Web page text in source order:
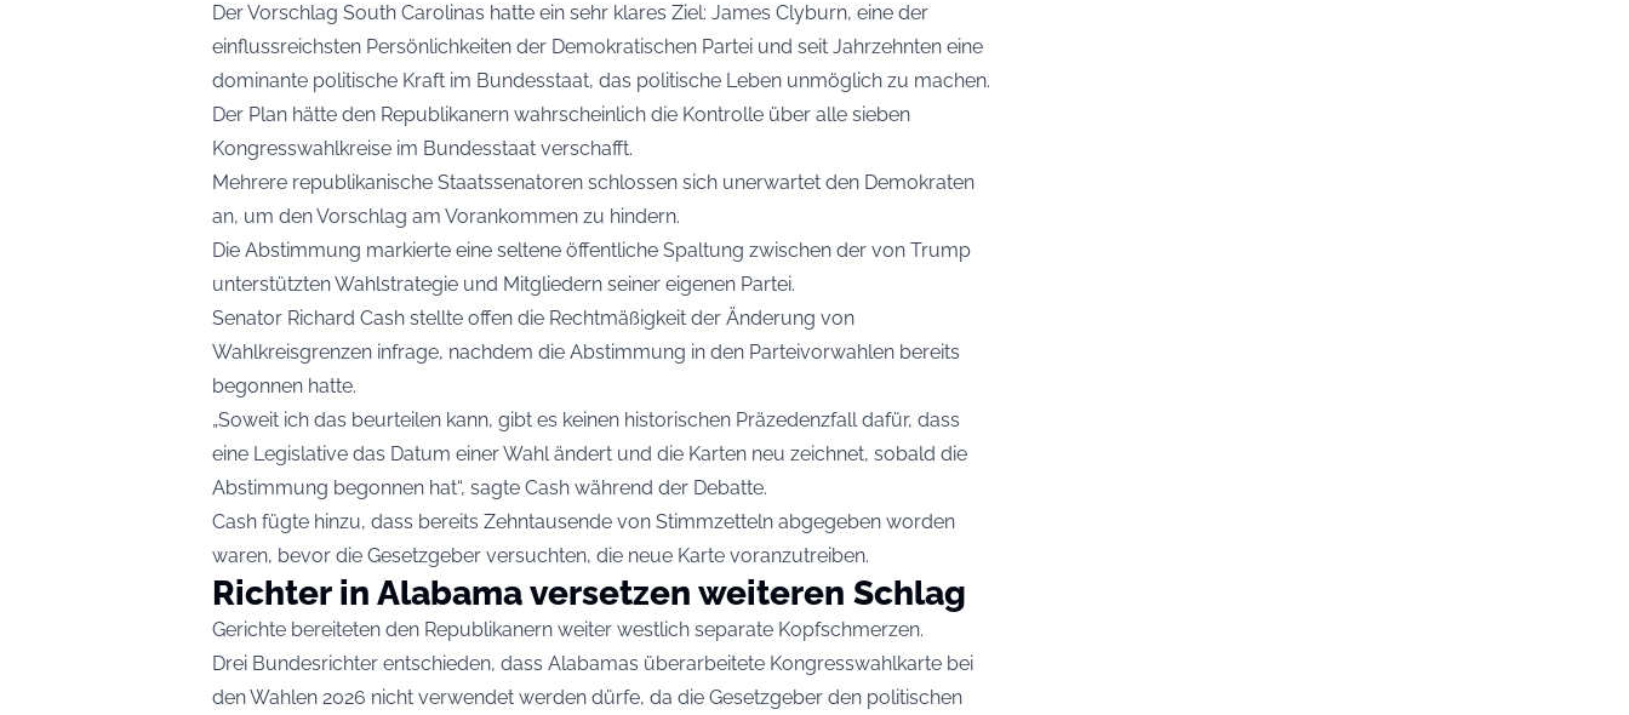
Der Vorschlag South Carolinas hatte ein sehr klares Ziel: James Clyburn, eine der
einflussreichsten Persönlichkeiten der Demokratischen Partei und seit Jahrzehnten eine
dominante politische Kraft im Bundesstaat, das politische Leben unmöglich zu machen.
Der Plan hätte den Republikanern wahrscheinlich die Kontrolle über alle sieben
Kongresswahlkreise im Bundesstaat verschafft.
Mehrere republikanische Staatssenatoren schlossen sich unerwartet den Demokraten
an, um den Vorschlag am Vorankommen zu hindern.
Die Abstimmung markierte eine seltene öffentliche Spaltung zwischen der von Trump
unterstützten Wahlstrategie und Mitgliedern seiner eigenen Partei.
Senator Richard Cash stellte offen die Rechtmäßigkeit der Änderung von
Wahlkreisgrenzen infrage, nachdem die Abstimmung in den Parteivorwahlen bereits
begonnen hatte.
„Soweit ich das beurteilen kann, gibt es keinen historischen Präzedenzfall dafür, dass
eine Legislative das Datum einer Wahl ändert und die Karten neu zeichnet, sobald die
Abstimmung begonnen hat“, sagte Cash während der Debatte.
Cash fügte hinzu, dass bereits Zehntausende von Stimmzetteln abgegeben worden
waren, bevor die Gesetzgeber versuchten, die neue Karte voranzutreiben.
Richter in Alabama versetzen weiteren Schlag
Gerichte bereiteten den Republikanern weiter westlich separate Kopfschmerzen.
Drei Bundesrichter entschieden, dass Alabamas überarbeitete Kongresswahlkarte bei
den Wahlen 2026 nicht verwendet werden dürfe, da die Gesetzgeber den politischen